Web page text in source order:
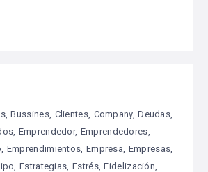
Bussines Clientes Company Deudas
Emprendedor Emprendedores
Emprendimientos Empresa Empresas
Estrategias Estrés Fidelización